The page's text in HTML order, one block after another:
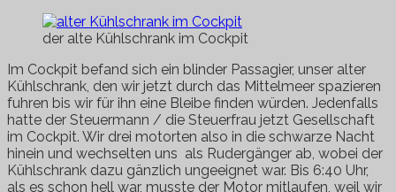
der alte Kühlschrank im Cockpit
Im Cockpit befand sich ein blinder Passagier, unser alter
Kühlschrank, den wir jetzt durch das Mittelmeer spazieren
fuhren bis wir für ihn eine Bleibe finden würden. Jedenfalls
hatte der Steuermann / die Steuerfrau jetzt Gesellschaft
im Cockpit. Wir drei motorten also in die schwarze Nacht
hinein und wechselten uns als Rudergänger ab, wobei der
Kühlschrank dazu gänzlich ungeeignet war. Bis 6:40 Uhr,
als es schon hell war, musste der Motor mitlaufen, weil wir